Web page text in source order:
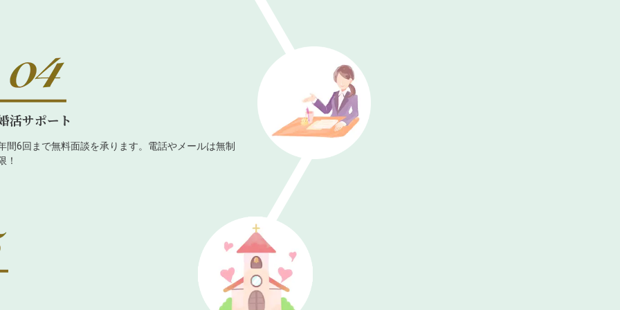
活サポート
間6回まで無料面談を承ります。電話やメールは無制
！